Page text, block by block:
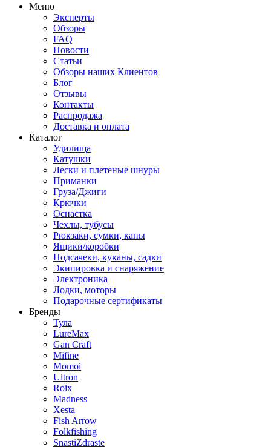
Меню
Эксперты
Обзоры
FAQ
Новости
Статьи
Обзоры наших Клиентов
Блог
Отзывы
Контакты
Распродажа
Доставка и оплата
Каталог
Удилища
Катушки
Лески и плетеные шнуры
Приманки
Груза/Джиги
Крючки
Оснастка
Чехлы, тубусы
Рюкзаки, сумки, каны
Ящики/коробки
Подсачеки, куканы, садки
Экипировка и снаряжение
Электроника
Лодки, моторы
Подарочные сертификаты
Бренды
Тула
LureMax
Gan Craft
Mifine
Momoi
Ultron
Roix
Madness
Xesta
Fish Arrow
Folkfishing
SnastiZdraste